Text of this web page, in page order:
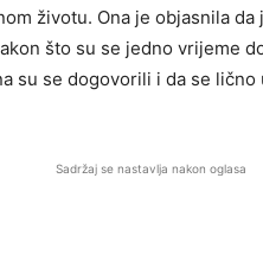
životu. Ona je objasnila
što su se jedno vrijeme
su se dogovorili i da se lično
Sadržaj se nastavlja nakon oglasa